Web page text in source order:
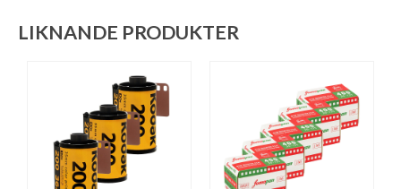
LIKNANDE PRODUKTER